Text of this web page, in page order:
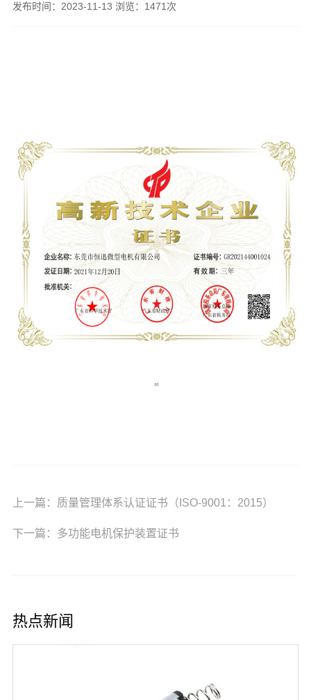
发布时间：2023-11-13 浏览：1471次
上一篇： 质量管理体系认证证书（ISO-9001：2015）
下一篇： 多功能电机保护装置证书
热点新闻